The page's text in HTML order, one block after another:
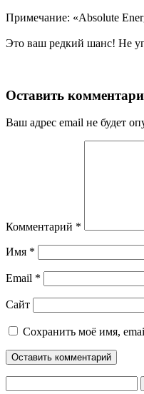
Примечание: «Absolute
Это ваш редкий шанс! Не
Оставить
Ваш адрес email не будет
Комментарий *
Имя *
Email *
Сайт
Сохранить моё имя,